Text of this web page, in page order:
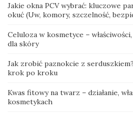
Jakie okna PCV wybrać: kluczowe
okuć (Uw, komory, szczelność,
Celuloza w kosmetyce –
dla skóry
Jak zrobić paznokcie z
krok po kroku
Kwas fitowy na twarz – działanie,
kosmetykach